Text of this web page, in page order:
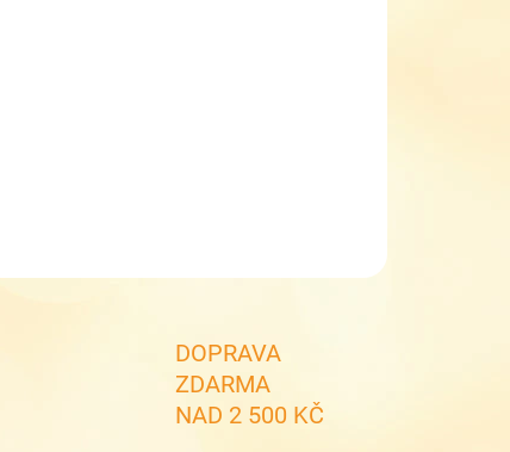
DOPRAVA
ZDARMA
NAD 2 500 KČ